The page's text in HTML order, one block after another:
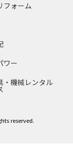
フォーム
ワー
・機械レンタル
reserved.